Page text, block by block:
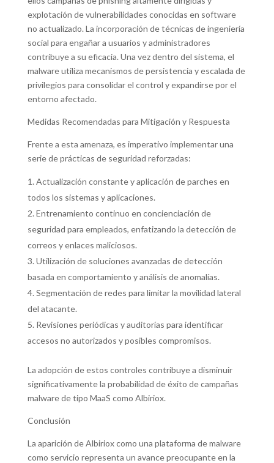
explotación de vulnerabilidades conocidas en software
no actualizado. La incorporación de técnicas de ingeniería
social para engañar a usuarios y administradores
contribuye a su eficacia. Una vez dentro del sistema, el
malware utiliza mecanismos de persistencia y escalada de
privilegios para consolidar el control y expandirse por el
entorno afectado.
Medidas Recomendadas para Mitigación y Respuesta
Frente a esta amenaza, es imperativo implementar una
serie de prácticas de seguridad reforzadas:
Actualización constante y aplicación de parches en
todos los sistemas y aplicaciones.
Entrenamiento continuo en concienciación de
seguridad para empleados, enfatizando la detección de
correos y enlaces maliciosos.
Utilización de soluciones avanzadas de detección
basada en comportamiento y análisis de anomalías.
Segmentación de redes para limitar la movilidad lateral
del atacante.
Revisiones periódicas y auditorías para identificar
accesos no autorizados y posibles compromisos.
La adopción de estos controles contribuye a disminuir
significativamente la probabilidad de éxito de campañas
malware de tipo MaaS como Albiriox.
Conclusión
La aparición de Albiriox como una plataforma de malware
como servicio representa un avance preocupante en la